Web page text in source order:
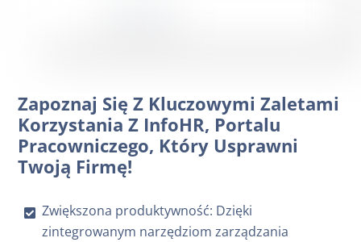
Zapoznaj Się Z Kluczowymi Zaletami
Korzystania Z InfoHR, Portalu
Pracowniczego, Który Usprawni
Twoją Firmę!
Zwiększona produktywność: Dzięki
zintegrowanym narzędziom zarządzania